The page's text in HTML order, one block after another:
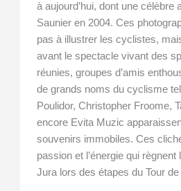
à aujourd’hui, dont une célèbre
Saunier en 2004. Ces
pas à illustrer les cyclistes,
avant le spectacle vivant des
réunies, groupes d’amis
de grands noms du cyclisme
Poulidor, Christopher Froome,
encore Evita Muzic
souvenirs immobiles. Ces
passion et l’énergie qui
Jura lors des étapes du Tour